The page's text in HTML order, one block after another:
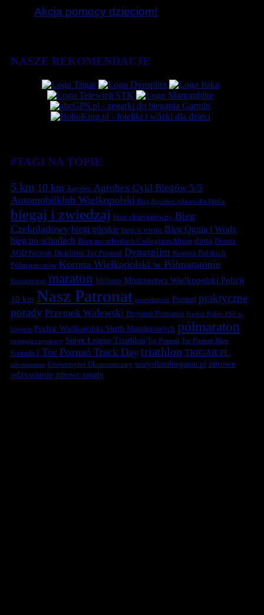
Akcja pomocy dzieciom!
NASZE REKOMENDACJE
#TAGI NA TOPIE
5 km 10 km Agrobex Agrobex Cykl Biegów 5/5
Automobilklub Wielkopolski Bieg Agrobex zalasewska Piątka
biegaj i zwiedzaj bieg charytatywny Bieg
Czekoladowy biegi górskie biegi w terenie Bieg Ognia i Wody
bieg po schodach Bieg po schodach Collegium Altum dieta Domix
AGD Poznań Duathlon Tor Poznań Dynasplint Korona Polskich
Półmaratonów Korona Wielkopolski w Półmaratonie
Koronawirus maraton Millano Mistrzostwa Wielkopolski Policji
10 km Nasz Patronat nawodnienie Poznań praktyczne
porady Przemek Walewski Przystań Posnania Puchar Polski PSP w
biegach Puchar Wielkopolski Służb Mundurowych półmaraton
strategia zwycięzcy Super League Triathlon Tor Poznań Tor Poznań Bieg
Formuła 1 Tor Poznań Track Day triathlon TRIGAR.PL
ultramaraton Uniwersytet Ekonomiczny wszystkoobieganiu.pl zdrowe
odżywianie zdrowe zasady